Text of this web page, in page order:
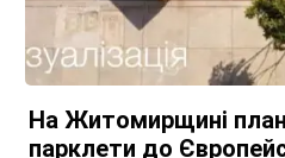
На Житомирщині
парклети до